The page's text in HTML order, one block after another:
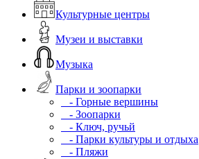
Культурные центры
Музеи и выставки
Музыка
Парки и зоопарки
- Горные вершины
- Зоопарки
- Ключ, ручьй
- Парки культуры и отдыха
- Пляжи